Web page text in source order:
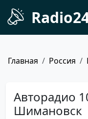
Главная Россия
Авторадио
Шимановск